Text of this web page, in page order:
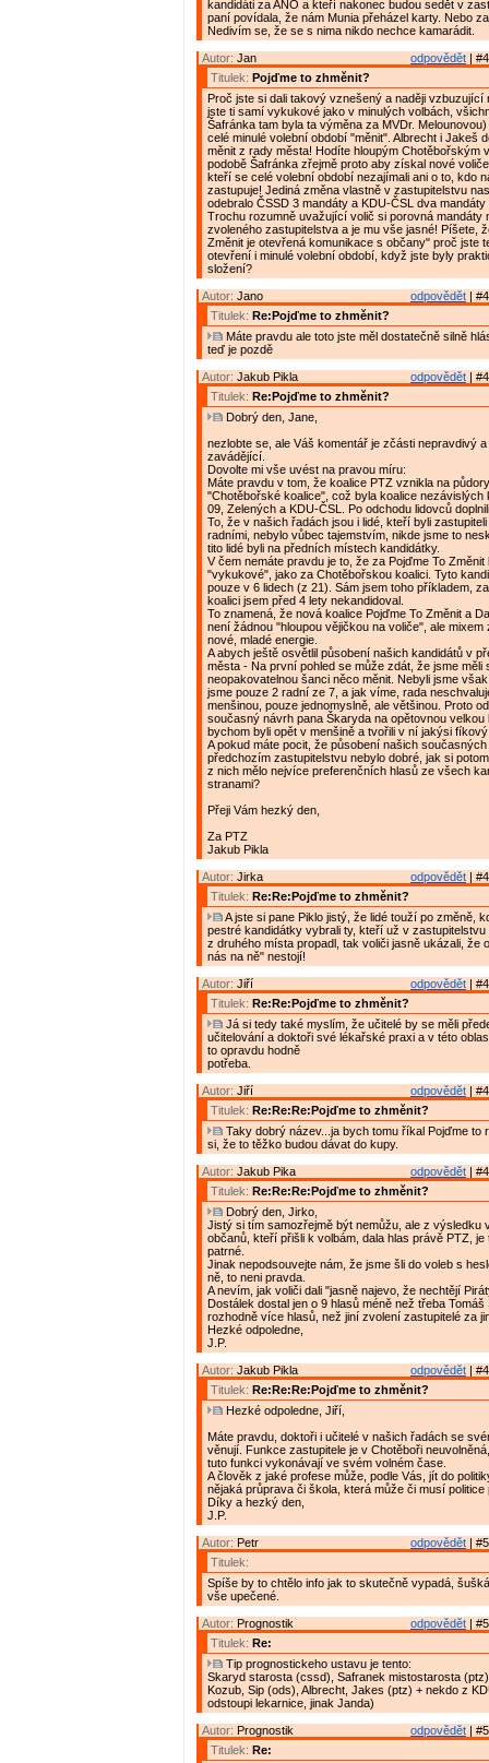
kandidáti za ANO a kteří nakonec budou sedět v
paní povídala, že nám Munia přeházel karty. Nebo
Nedivím se, že se s nima nikdo nechce kamarádit.
odpovědět |
Autor: Jan
Titulek: Pojďme to zhměnit?
Proč jste si dali takový vznešený a naději vzbuzující
jste ti samí vykukové jako v minulých volbách,
Šafránka tam byla ta výměna za MVDr.
celé minulé volební období "měnit". Albrecht i Jakeš
měnit z rady města! Hodíte hloupým Chotěbořským
podobě Šafránka zřejmě proto aby získal nové
kteří se celé volební období nezajímali ani o to, kdo
zastupuje! Jediná změna vlastně v zastupitelstvu
odebralo ČSSD 3 mandáty a KDU-ČSL dva mandáty
Trochu rozumně uvažující volič si porovná mandáty
zvoleného zastupitelstva a je mu vše jasné! Píšete,
Změnit je otevřená komunikace s občany" proč jste
otevření i minulé volební období, když jste byly
složení?
odpovědět |
Autor: Jano
Titulek: Re:Pojďme to zhměnit?
Máte pravdu ale toto jste měl dostatečně silně
teď je pozdě
odpovědět |
Autor: Jakub Pikla
Titulek: Re:Pojďme to zhměnit?
Dobrý den, Jane,
nezlobte se, ale Váš komentář je zčásti nepravdivý
zavádějící.
Dovolte mi vše uvést na pravou míru:
Máte pravdu v tom, že koalice PTZ vznikla na
"Chotěbořské koalice", což byla koalice nezávislých
09, Zelených a KDU-ČSL. Po odchodu lidovců
To, že v našich řadách jsou i lidé, kteří byli
radními, nebylo vůbec tajemstvím, nikde jsme to
tito lidé byli na předních místech kandidátky.
V čem nemáte pravdu je to, že za Pojďme To Změnit
"vykukové", jako za Chotěbořskou koalici. Tyto
pouze v 6 lidech (z 21). Sám jsem toho příkladem,
koalici jsem před 4 lety nekandidoval.
To znamená, že nová koalice Pojďme To Změnit a
není žádnou "hloupou vějičkou na voliče", ale mixem
nové, mladé energie.
A abych ještě osvětlil působení našich kandidátů v
města - Na první pohled se může zdát, že jsme měli
neopakovatelnou šanci něco měnit. Nebyli jsme
jsme pouze 2 radní ze 7, a jak víme, rada
menšinou, pouze jednomyslně, ale většinou. Proto
současný návrh pana Škaryda na opětovnou velkou
bychom byli opět v menšině a tvořili v ní jakýsi
A pokud máte pocit, že působení našich
předchozím zastupitelstvu nebylo dobré, jak si
z nich mělo nejvíce preferenčních hlasů ze všech
stranami?
Přeji Vám hezký den,
Za PTZ
Jakub Pikla
odpovědět |
Autor: Jirka
Titulek: Re:Re:Pojďme to zhměnit?
A jste si pane Piklo jistý, že lidé touží po změně,
pestré kandidátky vybrali ty, kteří už v zastupitelstvu
z druhého místa propadl, tak voliči jasně ukázali, že
nás na ně" nestojí!
odpovědět |
Autor: Jiří
Titulek: Re:Re:Pojďme to zhměnit?
Já si tedy také myslím, že učitelé by se měli
učitelování a doktoři své lékařské praxi a v této
to opravdu hodně
potřeba.
odpovědět |
Autor: Jiří
Titulek: Re:Re:Re:Pojďme to zhměnit?
Taky dobrý název...ja bych tomu říkal Pojďme to
si, že to těžko budou dávat do kupy.
odpovědět |
Autor: Jakub Pika
Titulek: Re:Re:Re:Pojďme to zhměnit?
Dobrý den, Jirko,
Jistý si tím samozřejmě být nemůžu, ale z výsledku
občanů, kteří přišli k volbám, dala hlas právě PTZ,
patrné.
Jinak nepodsouvejte nám, že jsme šli do voleb s
ně, to neni pravda.
A nevím, jak voliči dali "jasně najevo, že nechtějí
Dostálek dostal jen o 9 hlasů méně než třeba Tomáš
rozhodně více hlasů, než jiní zvolení zastupitelé za
Hezké odpoledne,
J.P.
odpovědět |
Autor: Jakub Pikla
Titulek: Re:Re:Re:Pojďme to zhměnit?
Hezké odpoledne, Jiří,
Máte pravdu, doktoři i učitelé v našich řadách se
věnují. Funkce zastupitele je v Chotěboři
tuto funkci vykonávají ve svém volném čase.
A člověk z jaké profese může, podle Vás, jít do
nějaká průprava či škola, která může či musí politice
Díky a hezký den,
J.P.
odpovědět |
Autor: Petr
Titulek:
Spíše by to chtělo info jak to skutečně vypadá,
vše upečené.
odpovědět |
Autor: Prognostik
Titulek: Re:
Tip prognostickeho ustavu je tento:
Skaryd starosta (cssd), Safranek mistostarosta
Kozub, Sip (ods), Albrecht, Jakes (ptz) + nekdo z
odstoupi lekarnice, jinak Janda)
odpovědět |
Autor: Prognostik
Titulek: Re: